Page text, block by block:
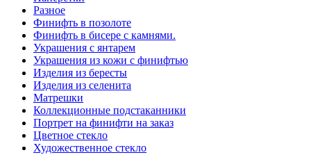
Разное
Финифть в позолоте
Финифть в бисере с камнями.
Украшения с янтарем
Украшения из кожи с финифтью
Изделия из бересты
Изделия из селенита
Матрешки
Коллекционные подстаканники
Портрет на финифти на заказ
Цветное стекло
Художественное стекло